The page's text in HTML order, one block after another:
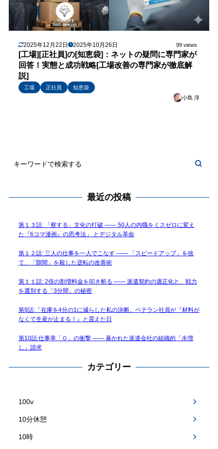
2025年12月22日 2025年10月26日 99 views
[工場][正社員]の[知恵袋]：ネットの疑問に専門家が
回答！実態と成功戦略[工場改善の専門家が徹底解
説]
工場 正社員
知恵袋
小島 淳
最近の投稿
第１３話: 「察する」文化の打破 —— 50人の内職をミスゼロに変え
た『6コマ漫画』の思考法」 とデジタル革命
第１２話: 三人の仕事を一人でこなす —— 「スピードアップ」を捨
て、「隙間」を殺した逆転の改善術
第１１話: 2倍の割増料金を叩き斬る —— 派遣契約の適正化と、戦力
を選別する「3分間」の秘密
第9話:「在庫を4分の1に減らした私の決断。ベテラン社員が『材料が
なくて生産が止まる！』と震えた日
第10話:仕事率「０」の衝撃 —— 暴かれた派遣会社の組織的「水増
し」請求
カテゴリー
100v
10分休憩
10時